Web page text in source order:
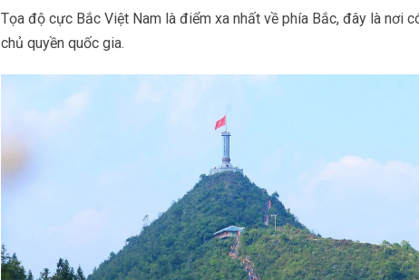
Tọa độ cực Bắc Việt Nam là điểm xa nhất về phía Bắc, đây là nơi
chủ quyền quốc gia.